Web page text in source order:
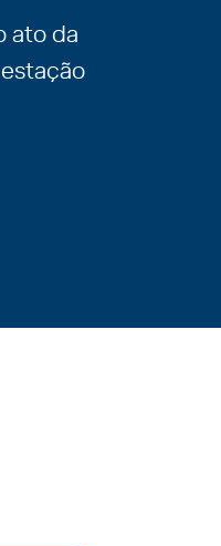
ato da